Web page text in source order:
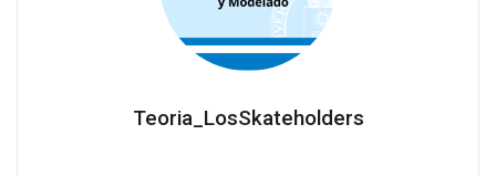
Teoria_LosSkateholders